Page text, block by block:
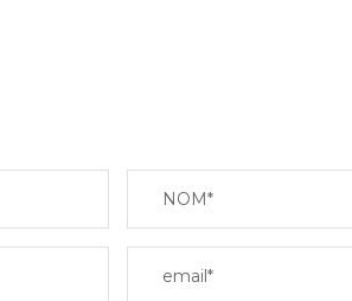
NOM*
email*